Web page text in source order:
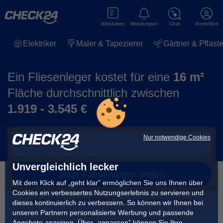
Nur notwendige Cookies
Unvergleichlich lecker
Mit dem Klick auf „geht klar” ermöglichen Sie uns Ihnen über
Cookies ein verbessertes Nutzungserlebnis zu servieren und
dieses kontinuierlich zu verbessern. So können wir Ihnen bei
unseren Partnern personalisierte Werbung und passende
Anmelden
Chat
Mitteilungen
Aktivitäten
Elektriker Maler & Tapezierer Gärtner &
Ein Fliesenleger kostet für eine 16 m²
Fläche durchschnittlich zwischen
1.919 - 3.545 €
Jetzt Fliesenleger finden
Sie suchen andere Profis? Zum kompletten Angebot